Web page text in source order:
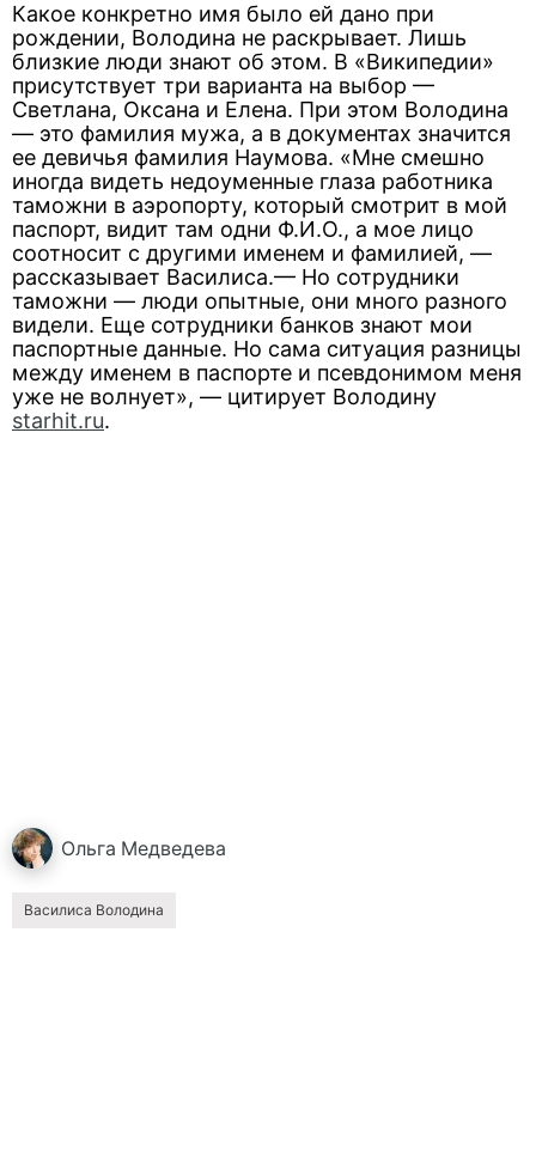
Какое конкретно имя было ей дано при
рождении, Володина не раскрывает. Лишь
близкие люди знают об этом. В «Википедии»
присутствует три варианта на выбор —
Светлана, Оксана и Елена. При этом Володина
— это фамилия мужа, а в документах значится
ее девичья фамилия Наумова. «Мне смешно
иногда видеть недоуменные глаза работника
таможни в аэропорту, который смотрит в мой
паспорт, видит там одни Ф.И.О., а мое лицо
соотносит с другими именем и фамилией, —
рассказывает Василиса.— Но сотрудники
таможни — люди опытные, они много разного
видели. Еще сотрудники банков знают мои
паспортные данные. Но сама ситуация разницы
между именем в паспорте и псевдонимом меня
уже не волнует», — цитирует Володину
starhit.ru.
Ольга Медведева
Василиса Володина